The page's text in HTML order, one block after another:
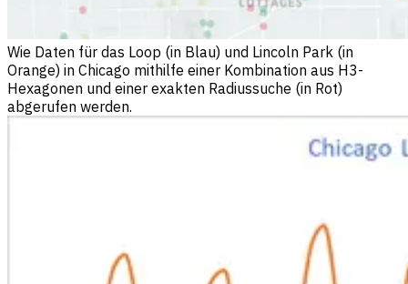
Wie Daten für das Loop (in Blau) und Lincoln Park (in
Orange) in Chicago mithilfe einer Kombination aus H3-
Hexagonen und einer exakten Radiussuche (in Rot)
abgerufen werden.